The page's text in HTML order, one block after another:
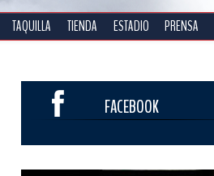
TAQUILLA TIENDA ESTADIO PRENSA
FACEBOOK